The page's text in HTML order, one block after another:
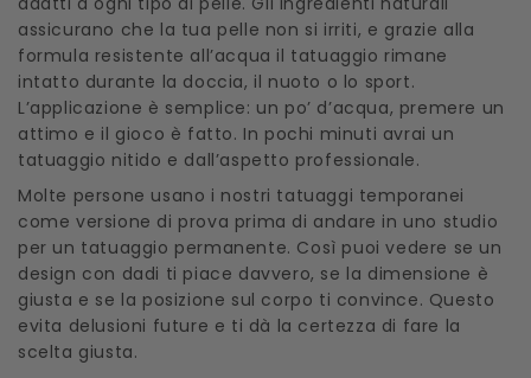
assicurano che la tua pelle non si irriti, e grazie alla
formula resistente all’acqua il tatuaggio rimane
intatto durante la doccia, il nuoto o lo sport.
L’applicazione è semplice: un po’ d’acqua, premere un
attimo e il gioco è fatto. In pochi minuti avrai un
tatuaggio nitido e dall’aspetto professionale.
Molte persone usano i nostri tatuaggi temporanei
come versione di prova prima di andare in uno studio
per un tatuaggio permanente. Così puoi vedere se un
design con dadi ti piace davvero, se la dimensione è
giusta e se la posizione sul corpo ti convince. Questo
evita delusioni future e ti dà la certezza di fare la
scelta giusta.